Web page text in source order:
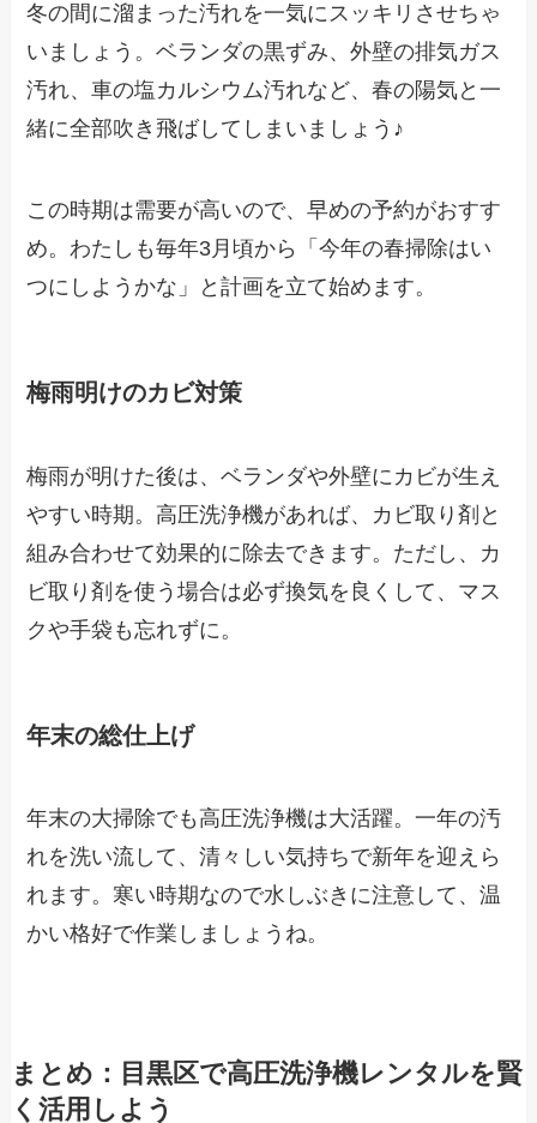
冬の間に溜まった汚れを一気にスッキリさせちゃ
いましょう。ベランダの黒ずみ、外壁の排気ガス
汚れ、車の塩カルシウム汚れなど、春の陽気と一
緒に全部吹き飛ばしてしまいましょう♪
この時期は需要が高いので、早めの予約がおすす
め。わたしも毎年3月頃から「今年の春掃除はい
つにしようかな」と計画を立て始めます。
梅雨明けのカビ対策
梅雨が明けた後は、ベランダや外壁にカビが生え
やすい時期。高圧洗浄機があれば、カビ取り剤と
組み合わせて効果的に除去できます。ただし、カ
ビ取り剤を使う場合は必ず換気を良くして、マス
クや手袋も忘れずに。
年末の総仕上げ
年末の大掃除でも高圧洗浄機は大活躍。一年の汚
れを洗い流して、清々しい気持ちで新年を迎えら
れます。寒い時期なので水しぶきに注意して、温
かい格好で作業しましょうね。
まとめ：目黒区で高圧洗浄機レンタルを賢
く活用しよう